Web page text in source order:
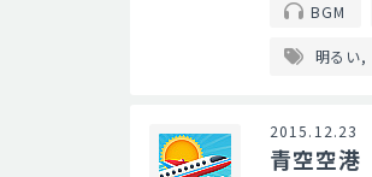
BGM
明るい
2015.12.23
青空空港